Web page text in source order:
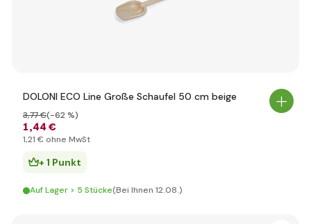
DOLONI ECO Line Große Schaufel 50 cm beige
1,44 €
3,77 €(-62 %)
1,21 € ohne MwSt
+ 1 Punkt
Auf Lager > 5 Stücke(Bei Ihnen 12.08.)